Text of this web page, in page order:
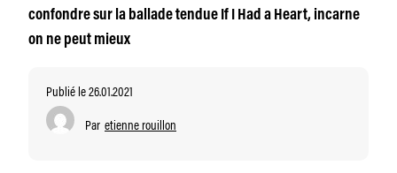
confondre sur la ballade tendue If I Had a Heart, incarne
on ne peut mieux
Publié le 26.01.2021
Par etienne rouillon